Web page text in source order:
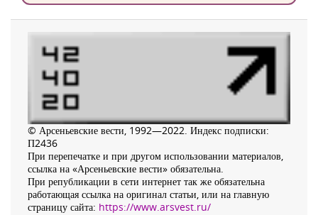
© Арсеньевские вести, 1992—2022. Индекс подписки:
П2436
При перепечатке и при другом использовании материалов,
ссылка на «Арсеньевские вести» обязательна.
При републикации в сети интернет так же обязательна
работающая ссылка на оригинал статьи, или на главную
страницу сайта: https://www.arsvest.ru/